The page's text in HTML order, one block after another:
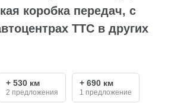
коробка передач, с
ТТС в других
+ 530 км
2 предложения
+ 690 км
1 предложение